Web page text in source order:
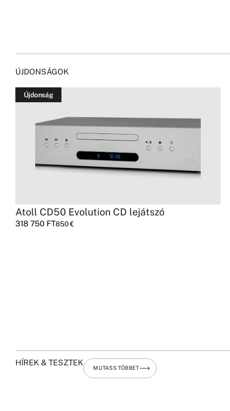
ÚJDONSÁGOK
Újdonság
Atoll CD50 Evolution CD lejátszó
318 750 FT850€
HÍREK & TESZTEK
MUTASS TÖBBET